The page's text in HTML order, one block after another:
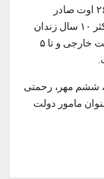
دادگاه اعلام کرده حکم رحمتی در ۲۶ اوت صادر
می‌شود. بر اساس قانون، او با حداکثر ۱۰ سال زندان
برای فعالیت به‌عنوان مامور یک دولت خارجی و تا ۵
ششم مهر، رحمتی
مامور دولت